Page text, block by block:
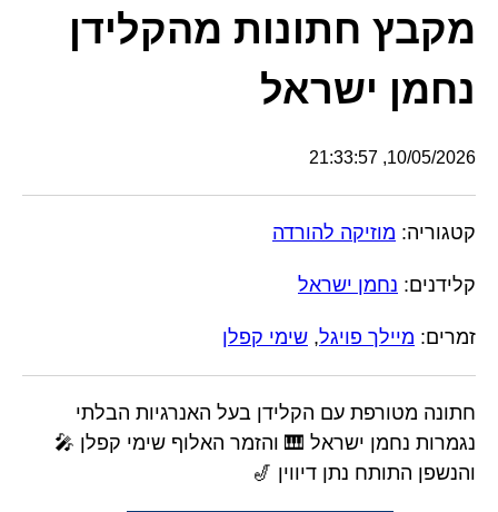
מקבץ חתונות מהקלידן
נחמן ישראל
10/05/2026, 21:33:57
קטגוריה: מוזיקה להורדה
קלידנים: נחמן ישראל
זמרים: מיילך פויגל, שימי קפלן
חתונה מטורפת עם הקלידן בעל האנרגיות הבלתי
נגמרות נחמן ישראל 🎹 והזמר האלוף שימי קפלן 🎤
והנשפן התותח נתן דיווין 🎷